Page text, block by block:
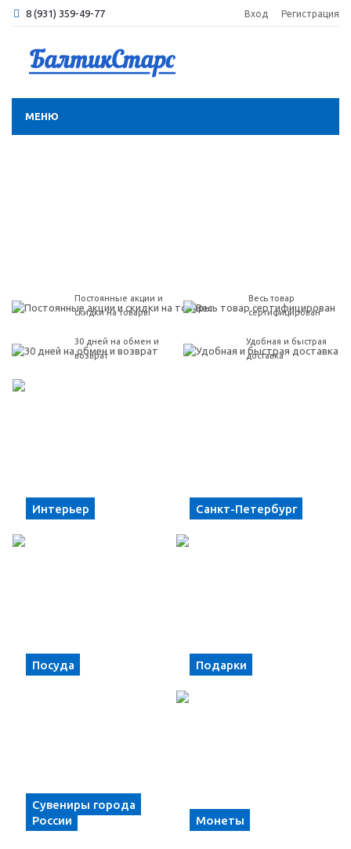
8 (931) 359-49-77 Вход Регистрация
МЕНЮ
Постоянные акции и
скидки на товары
Весь товар
сертифицирован
30 дней на обмен и
возврат
Удобная и быстрая
доставка
Интерьер Санкт-Петербург
Посуда Подарки
Сувениры города
России
Монеты